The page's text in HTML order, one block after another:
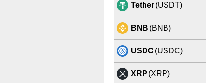
Tether(USDT)
BNB (BNB)
USDC (USDC)
XRP (XRP)